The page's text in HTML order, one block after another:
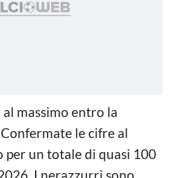
al massimo entro la
le cifre al
un totale di quasi 100
I nerazzurri sono